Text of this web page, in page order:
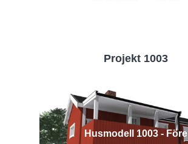
Projekt 1003
Husmodell 1003 - Före